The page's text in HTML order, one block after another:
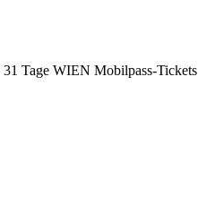
Tage WIEN Mobilpass-Tickets